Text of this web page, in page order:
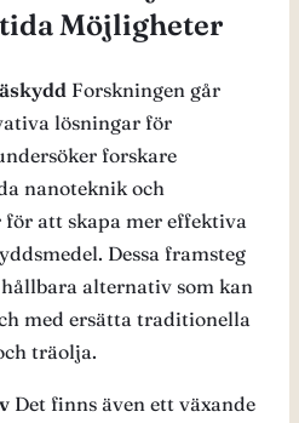
Möjligheter
Forskningen går
lösningar för
forskare
nanoteknik och
att skapa mer effektiva
Dessa framsteg
alternativ som kan
med ersätta traditionella
träolja.
Det finns även ett växande